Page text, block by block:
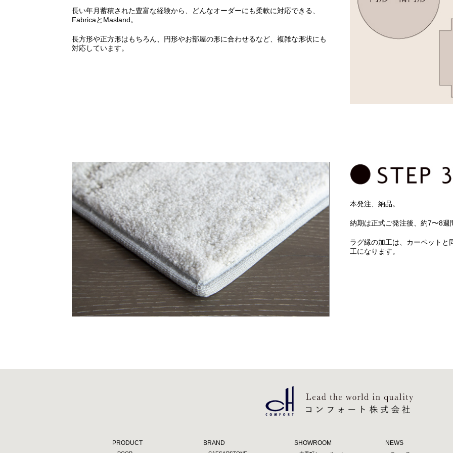
長い年月蓄積された豊富な経験から、どんなオーダーにも柔軟に対応できる、
FabricaとMasland。
長方形や正方形はもちろん、円形やお部屋の形に合わせるなど、複雑な形状にも
対応しています。
本発注、納品。
納期は正式ご発注後、約7〜8週
ラグ縁の加工は、カーペットと
工になります。
PRODUCT BRAND SHOWROOM NEWS